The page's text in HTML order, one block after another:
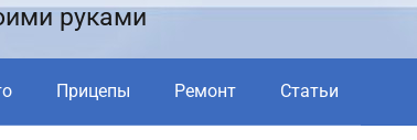
руками
Прицепы Ремонт Статьи